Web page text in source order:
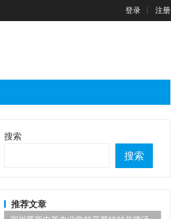
登录 注册
搜索
搜索
推荐文章